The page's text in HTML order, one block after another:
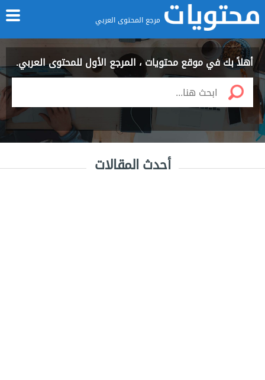
مرجع المحتوى العربي
أهلاً بك في موقع محتويات ، المرجع الأول للمحتوى العربي.
أحدث المقالات